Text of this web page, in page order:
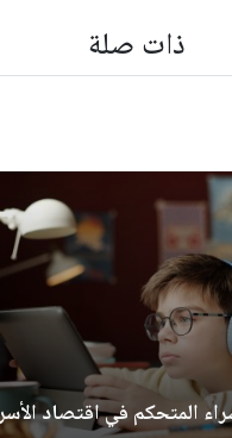
ذات صلة
المتحكم في اقتصاد